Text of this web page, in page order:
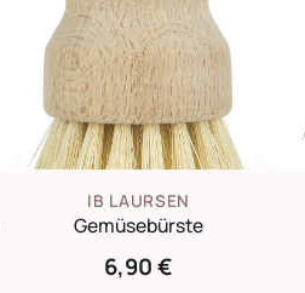
IB LAURSEN
Gemüsebürste
6,90 €